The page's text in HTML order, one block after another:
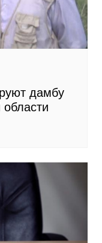
дамбу
области